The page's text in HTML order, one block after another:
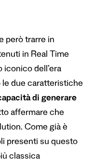
però trarre in
in Real Time
dell’era
due caratteristiche
di generare
affermare che
Come già è
presenti su questo
classica